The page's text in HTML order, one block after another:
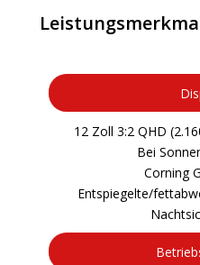
12 Zoll 3:2 QHD
Bei
Corning
Entspiegelte/